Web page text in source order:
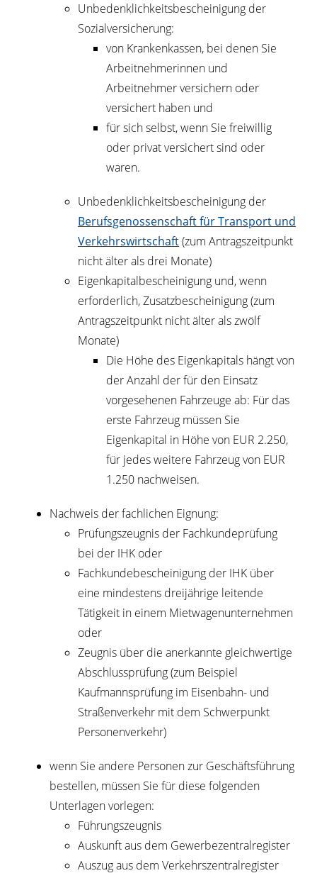
Unbedenklichkeitsbescheinigung der
Sozialversicherung:
von Krankenkassen, bei denen Sie
Arbeitnehmerinnen und
Arbeitnehmer versichern oder
versichert haben und
für sich selbst, wenn Sie freiwillig
oder privat versichert sind oder
waren.
Unbedenklichkeitsbescheinigung der
Berufsgenossenschaft für Transport und
Verkehrswirtschaft(zum Antragszeitpunkt
nicht älter als drei Monate)
Eigenkapitalbescheinigung und, wenn
erforderlich, Zusatzbescheinigung (zum
Antragszeitpunkt nicht älter als zwölf
Monate)
Die Höhe des Eigenkapitals hängt von
der Anzahl der für den Einsatz
vorgesehenen Fahrzeuge ab: Für das
erste Fahrzeug müssen Sie
Eigenkapital in Höhe von EUR 2.250,
für jedes weitere Fahrzeug von EUR
1.250 nachweisen.
Nachweis der fachlichen Eignung:
Prüfungszeugnis der Fachkundeprüfung
bei der IHK oder
Fachkundebescheinigung der IHK über
eine mindestens dreijährige leitende
Tätigkeit in einem Mietwagenunternehmen
oder
Zeugnis über die anerkannte gleichwertige
Abschlussprüfung (zum Beispiel
Kaufmannsprüfung im Eisenbahn- und
Straßenverkehr mit dem Schwerpunkt
Personenverkehr)
wenn Sie andere Personen zur Geschäftsführung
bestellen, müssen Sie für diese folgenden
Unterlagen vorlegen:
Führungszeugnis
Auskunft aus dem Gewerbezentralregister
Auszug aus dem Verkehrszentralregister